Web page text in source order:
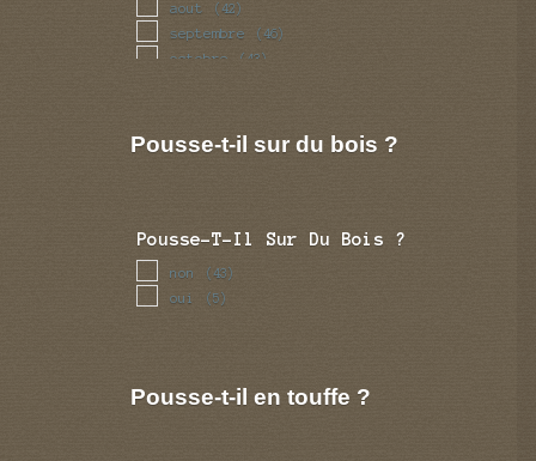
aout (42)
septembre (46)
octobre (43)
Pousse-t-il sur du bois ?
Pousse-T-Il Sur Du Bois ?
non (43)
oui (5)
Pousse-t-il en touffe ?